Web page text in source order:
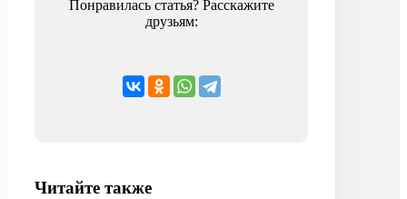
Понравилась статья? Расскажите
друзьям:
Читайте также